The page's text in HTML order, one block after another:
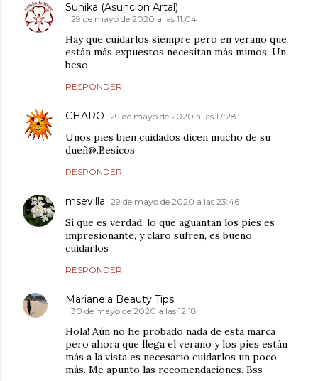
Sunika (Asuncion Artal)
29 de mayo de 2020 a las 11:04
Hay que cuidarlos siempre pero en verano que
están más expuestos necesitan más mimos. Un
beso
RESPONDER
CHARO 29 de mayo de 2020 a las 17:28
Unos pies bien cuidados dicen mucho de su
dueñ@.Besicos
RESPONDER
msevilla 29 de mayo de 2020 a las 23:46
Sí que es verdad, lo que aguantan los pies es
impresionante, y claro sufren, es bueno
cuidarlos
RESPONDER
Marianela Beauty Tips
30 de mayo de 2020 a las 12:18
Hola! Aún no he probado nada de esta marca
pero ahora que llega el verano y los pies están
más a la vista es necesario cuidarlos un poco
más. Me apunto las recomendaciones. Bss